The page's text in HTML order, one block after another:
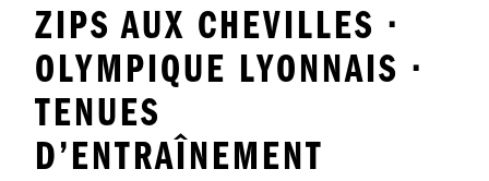
ZIPS AUX CHEVILLES ·
OLYMPIQUE LYONNAIS ·
TENUES
D’ENTRAÎNEMENT